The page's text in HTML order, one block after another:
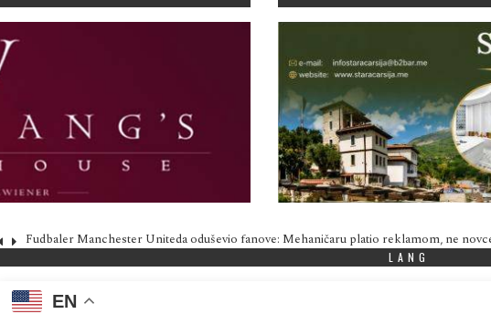
Fudbaler Manchester Uniteda oduševio fanove: Mehaničaru platio reklamom, ne
LANG
EN